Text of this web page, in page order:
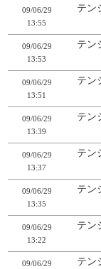
09/06/29
13:55
テン
09/06/29
13:53
テン
09/06/29
13:51
テン
09/06/29
13:39
テン
09/06/29
13:37
テン
09/06/29
13:35
テン
09/06/29
13:22
テン
09/06/29
テン